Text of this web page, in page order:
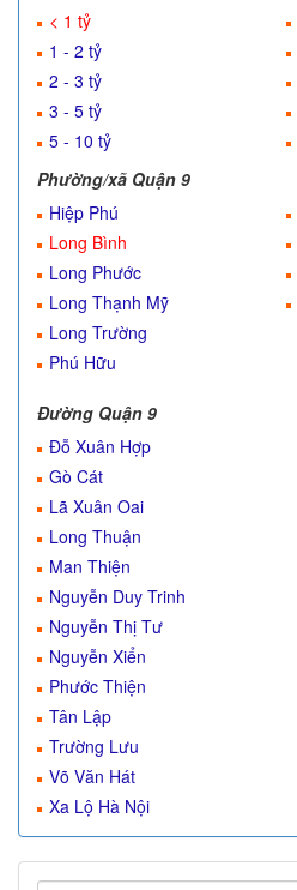
< 1 tỷ
1 - 2 tỷ
2 - 3 tỷ
3 - 5 tỷ
5 - 10 tỷ
Phường/xã Quận 9
Hiệp Phú
Long Bình
Long Phước
Long Thạnh Mỹ
Long Trường
Phú Hữu
Đường Quận 9
Đỗ Xuân Hợp
Gò Cát
Lã Xuân Oai
Long Thuận
Man Thiện
Nguyễn Duy Trinh
Nguyễn Thị Tư
Nguyễn Xiển
Phước Thiện
Tân Lập
Trường Lưu
Võ Văn Hát
Xa Lộ Hà Nội